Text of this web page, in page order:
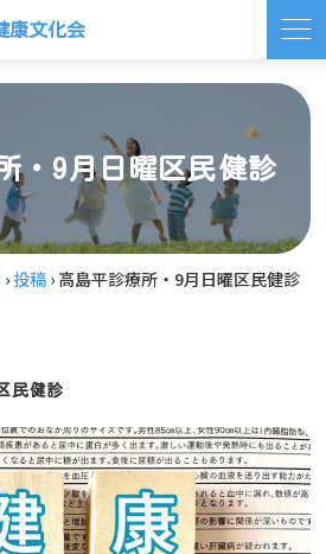
康文化会
・9月日曜区民健診
› 投稿 ›高島平診療所・9月日曜区民健診
民健診